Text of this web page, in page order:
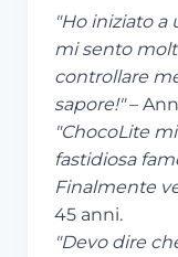
"Ho iniziato a
mi sento
controllare
sapore!"–
"ChocoLite
fastidiosa
Finalmente
45 anni.
"Devo dire